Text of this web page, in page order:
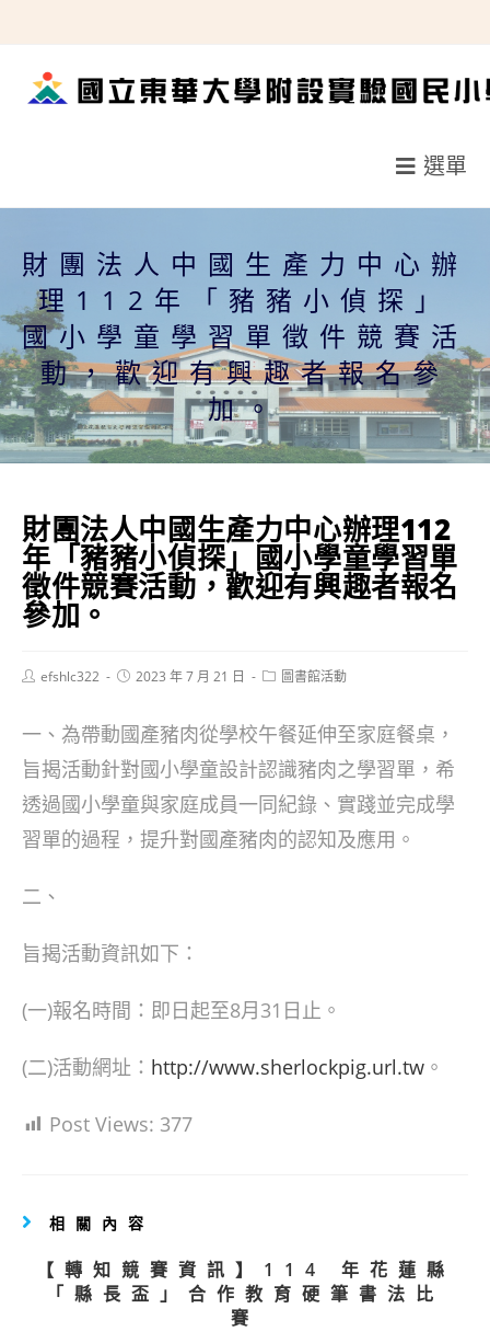
轉
選單
財團法人中國生產力中心辦
理112年「豬豬小偵探」
國小學童學習單徵件競賽活
動，歡迎有興趣者報名參
加。
財團法人中國生產力中心辦理112
年「豬豬小偵探」國小學童學習單
徵件競賽活動，歡迎有興趣者報名
參加。
Postefshlc322
Post2023 年 7 月 21 日
Post圖書館活動
一、為帶動國產豬肉從學校午餐延伸至家庭餐桌，
旨揭活動針對國小學童設計認識豬肉之學習單，希
透過國小學童與家庭成員一同紀錄、實踐並完成學
習單的過程，提升對國產豬肉的認知及應用。
二、
旨揭活動資訊如下：
(一)報名時間：即日起至8月31日止。
(二)活動網址： http://www.sherlockpig.url.tw 。
Post Views: 377
相關內容
【轉知競賽資訊】114 年花蓮縣
「縣長盃」合作教育硬筆書法比
賽